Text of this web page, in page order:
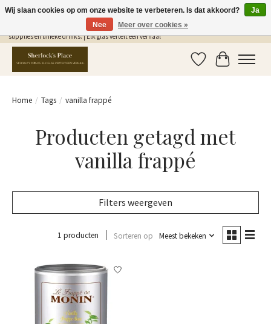
Gratis Verzending in NL vanaf €75,- | Sherlocks Place: dé plek voor MONIN siropen, bar
supplies en unieke drinks. | Elk glas vertelt een verhaal
Verlanglijst
Home / Tags / vanilla frappé
Producten getagd met
vanilla frappé
Filters weergeven
1 producten Sorteren op Meest bekeken
Wij slaan cookies op om onze website te verbeteren. Is dat akkoord?
Ja
Nee
Meer over cookies »